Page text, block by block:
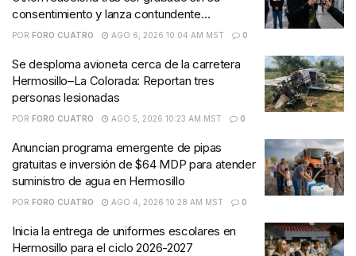
consentimiento y lanza contundente
advertencia
POR FORO CUATRO AGO 6, 2026 10:04 AM MST 0
Se desploma avioneta cerca de la carretera
Hermosillo–La Colorada: Reportan tres
personas lesionadas
POR FORO CUATRO AGO 5, 2026 10:23 AM MST 0
Anuncian programa emergente de pipas
gratuitas e inversión de $64 MDP para atender
suministro de agua en Hermosillo
POR FORO CUATRO AGO 4, 2026 10:28 AM MST 0
Inicia la entrega de uniformes escolares en
Hermosillo para el ciclo 2026-2027